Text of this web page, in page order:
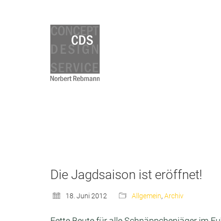
Die Jagdsaison ist eröffnet!
18. Juni 2012 Allgemein, Archiv